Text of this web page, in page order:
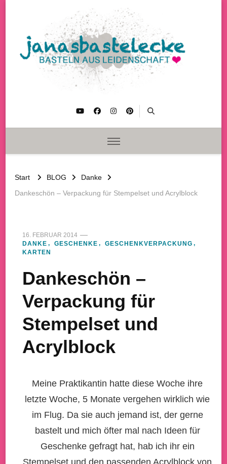
Start BLOG
Danke
Dankeschön – Verpackung für Stempelset und Acrylblock
16. FEBRUAR 2014
DANKE
GESCHENKE
GESCHENKVERPACKUNG
KARTEN
Dankeschön –
Verpackung für
Stempelset und
Acrylblock
Meine Praktikantin hatte diese Woche ihre
letzte Woche, 5 Monate vergehen wirklich wie
im Flug. Da sie auch jemand ist, der gerne
bastelt und mich öfter mal nach Ideen für
Geschenke gefragt hat, hab ich ihr ein
Stempelset und den passenden Acrylblock von